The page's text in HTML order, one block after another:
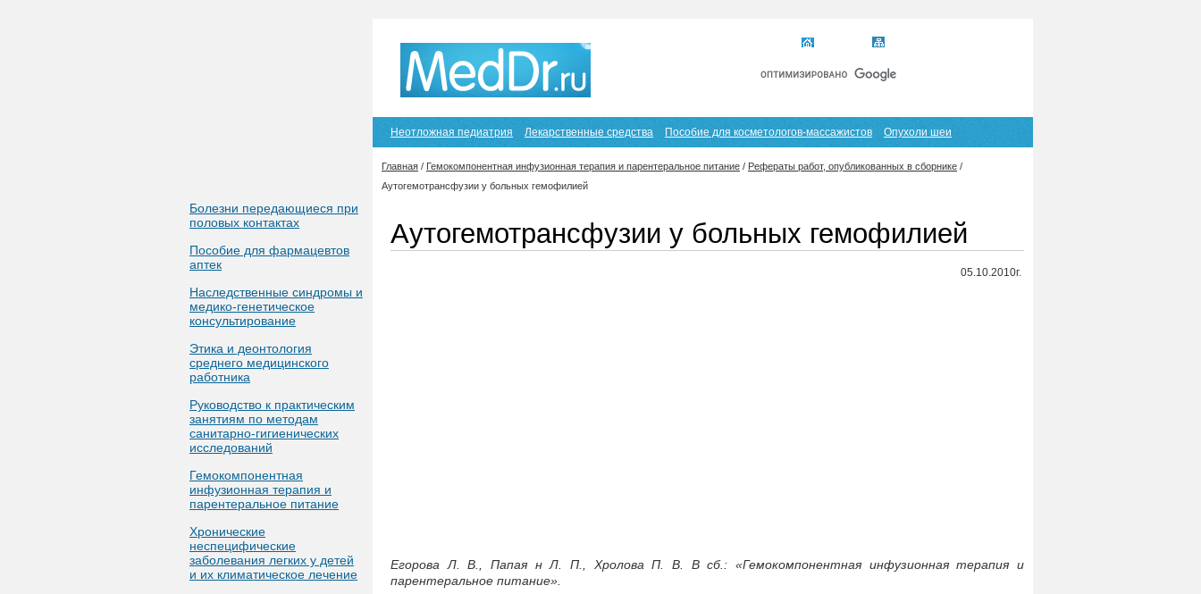
Болезни передающиеся при
половых контактах
Пособие для фармацевтов
аптек
Наследственные синдромы и
медико-генетическое
консультирование
Этика и деонтология
среднего медицинского
работника
Руководство к практическим
занятиям по методам
санитарно-гигиенических
исследований
Гемокомпонентная
инфузионная терапия и
парентеральное питание
Хронические
неспецифические
заболевания легких у детей
и их климатическое лечение
Неотложная педиатрия Лекарственные средства Пособие для косметологов-массажистов Опухоли шеи
Главная / Гемокомпонентная инфузионная терапия и парентеральное питание / Рефераты работ, опубликованных в сборнике /
Аутогемотрансфузии у больных гемофилией
Аутогемотрансфузии у больных гемофилией
05.10.2010г.
Егорова Л. В., Папая н Л. П., Хролова П. В. В сб.: «Гемокомпонентная инфузионная терапия и
парентеральное питание».